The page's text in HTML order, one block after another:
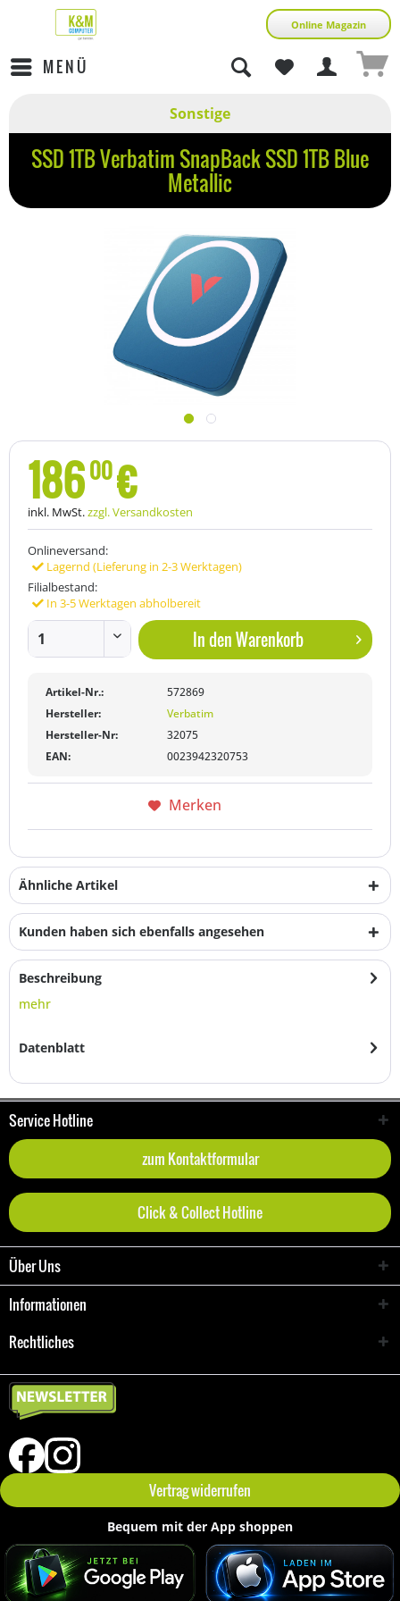
Online Magazin
MENÜ
Sonstige
SSD 1TB Verbatim SnapBack SSD 1TB Blue
Metallic
18600€
inkl. MwSt.zzgl. Versandkosten
Onlineversand:
Lagernd (Lieferung in 2-3 Werktagen)
Filialbestand:
In 3-5 Werktagen abholbereit
In denWarenkorb
Artikel-Nr.:
572869
Hersteller:
Verbatim
Hersteller-Nr:
32075
EAN:
0023942320753
Merken
Ähnliche Artikel
Kunden haben sich ebenfalls angesehen
Beschreibung
mehr
Datenblatt
Service Hotline
zum Kontaktformular
Click & Collect Hotline
Über Uns
Informationen
Rechtliches
Vertrag widerrufen
Bequem mit der App shoppen